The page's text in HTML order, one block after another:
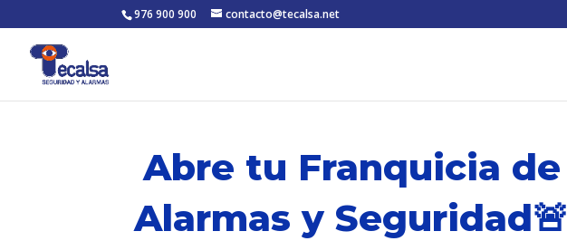
976 900 900 contacto@tecalsa.net
Abre tu Franquicia de
Alarmas y Seguridad🚨